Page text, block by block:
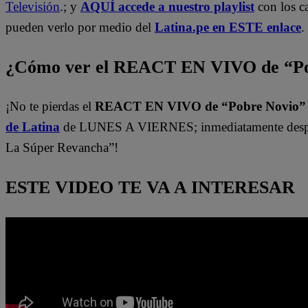
Televisión.; y AQUÍ accede a nuestro playlist con los
pueden verlo por medio del Latina.pe en ESTE enlace.
¿Cómo ver el REACT EN VIVO de
¡No te pierdas el REACT EN VIVO de “Pobre
de Latina de LUNES A VIERNES; inmediatamente
La Súper Revancha”!
ESTE VIDEO TE VA A INTERESAR